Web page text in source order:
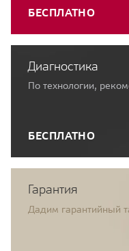
БЕСПЛАТНО
Диагностика
По технологии,
БЕСПЛАТНО
Гарантия
Дадим гарантийный